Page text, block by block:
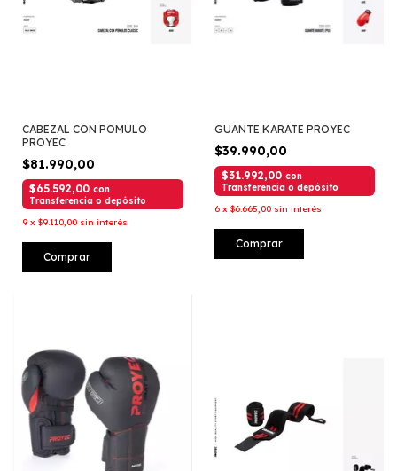
CABEZAL CON POMULO
PROYEC
$81.990,00
$65.592,00 con
Transferencia o depósito
9 x $9.110,00 sin interés
Comprar
GUANTE KARATE PROYEC
$39.990,00
$31.992,00 con
Transferencia o depósito
6 x $6.665,00 sin interés
Comprar